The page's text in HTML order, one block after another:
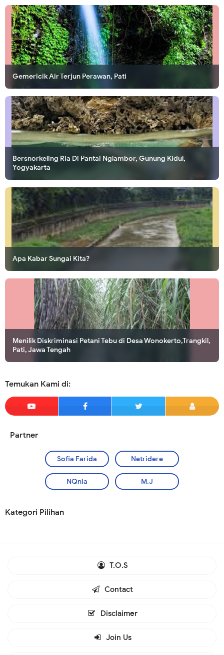
Gemericik Air Terjun Perawan, Pati
Bersnorkeling Ria Di Pantai Nglambor, Gunung Kidul,
Yogyakarta
Apa Kabar Sungai Kita?
Membuka Pintu Surga dengan Memelihara Anak Yatim
Menilik Diskriminasi Petani Tebu di Desa Wonokerto,Trangkil,
Pati, Jawa Tengah
Temukan Kami di:
Partner
Sofia Farida Netridere
NQnia M.J
Kategori Pilihan
T.O.S
Contact
Disclaimer
Join Us